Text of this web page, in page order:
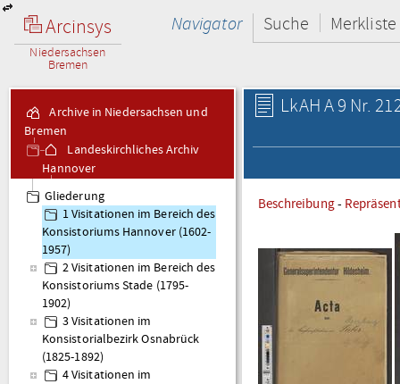
Arcinsys
Niedersachsen
Bremen
Navigator Suche Merkliste
Archive in Niedersachsen und
Bremen
Landeskirchliches Archiv
Hannover
Gliederung
1 Visitationen im Bereich des
Konsistoriums Hannover (1602-
1957)
2 Visitationen im Bereich des
Konsistoriums Stade (1795-
1902)
3 Visitationen im
Konsistorialbezirk Osnabrück
(1825-1892)
4 Visitationen im
LkAH A 9 Nr.
Beschreibung-